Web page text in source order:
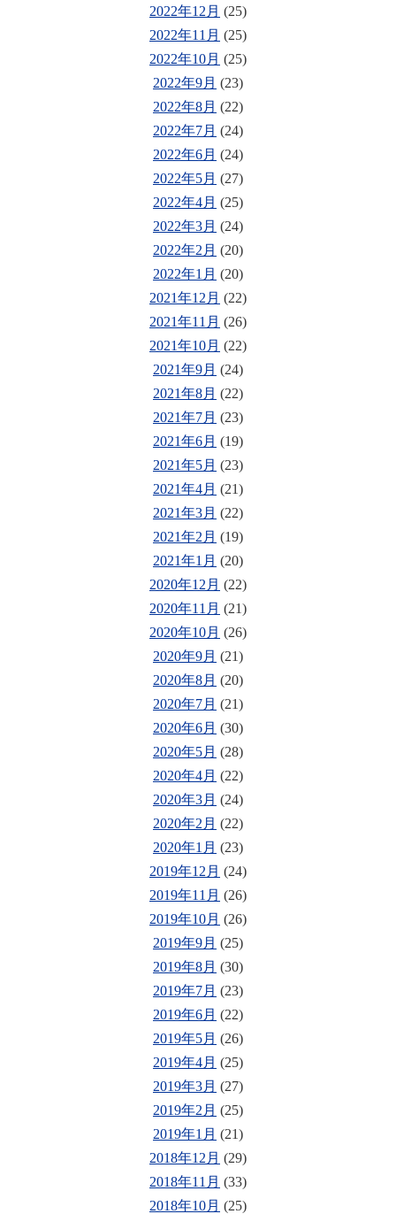
2022年12月 (25)
2022年11月 (25)
2022年10月 (25)
2022年9月 (23)
2022年8月 (22)
2022年7月 (24)
2022年6月 (24)
2022年5月 (27)
2022年4月 (25)
2022年3月 (24)
2022年2月 (20)
2022年1月 (20)
2021年12月 (22)
2021年11月 (26)
2021年10月 (22)
2021年9月 (24)
2021年8月 (22)
2021年7月 (23)
2021年6月 (19)
2021年5月 (23)
2021年4月 (21)
2021年3月 (22)
2021年2月 (19)
2021年1月 (20)
2020年12月 (22)
2020年11月 (21)
2020年10月 (26)
2020年9月 (21)
2020年8月 (20)
2020年7月 (21)
2020年6月 (30)
2020年5月 (28)
2020年4月 (22)
2020年3月 (24)
2020年2月 (22)
2020年1月 (23)
2019年12月 (24)
2019年11月 (26)
2019年10月 (26)
2019年9月 (25)
2019年8月 (30)
2019年7月 (23)
2019年6月 (22)
2019年5月 (26)
2019年4月 (25)
2019年3月 (27)
2019年2月 (25)
2019年1月 (21)
2018年12月 (29)
2018年11月 (33)
2018年10月 (25)